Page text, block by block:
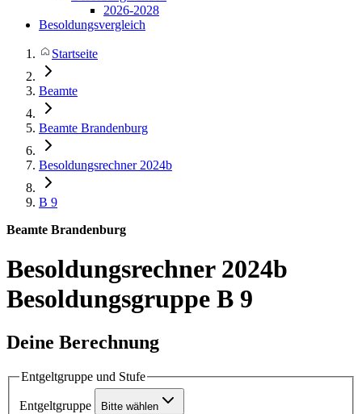
2026-2028
Besoldungsvergleich
Startseite
Beamte
Beamte Brandenburg
Besoldungsrechner 2024b
B 9
Beamte Brandenburg
Besoldungsrechner 2024b
Besoldungsgruppe B 9
Deine Berechnung
Entgeltgruppe und Stufe
Entgeltgruppe Bitte wählen